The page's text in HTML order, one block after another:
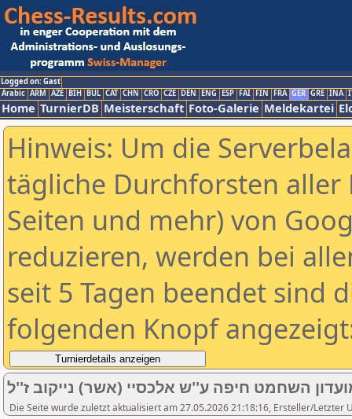
Logged on: Gast
Arabic ARM AZE BIH BUL CAT CHN CRO CZE DEN ENG ESP FAI FIN FRA GER GRE INA
Home TurnierDB Meisterschaft Foto-Galerie Meldekartei
Hinweis: Um die
tägliche Durchforsten aller
Seiten und mehr) von
reduzieren, werden bei
seit 5 Tagen beendet sind
folgenden Knopf
השחמט חיפה ע''ש אלכסיי (אשר) נייקוב ז''ל
Die Seite wurde zuletzt aktualisiert am 27.05.2026 21:18:16, Ersteller/Letzter